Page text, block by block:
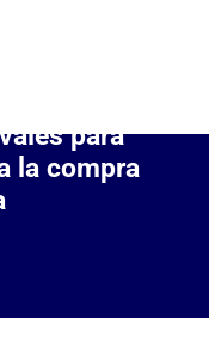
para
la compra